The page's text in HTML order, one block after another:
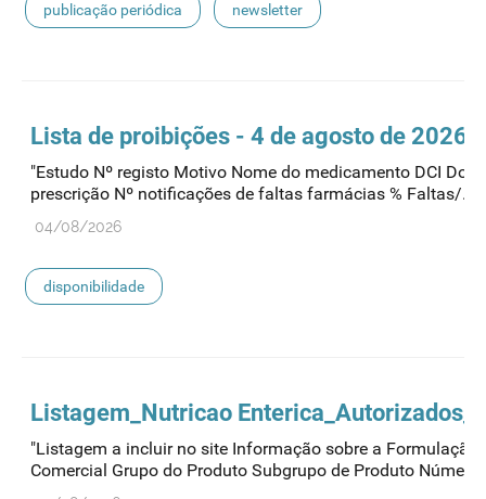
publicação periódica newsletter
Lista de proibições - 4 de agosto de 2026
"Estudo Nº registo Motivo Nome do medicamento DCI
prescrição Nº notificações de faltas farmácias % Faltas/..."
04/08/2026
disponibilidade
Listagem_Nutricao
"Listagem a incluir no site Informação sobre a
Comercial Grupo do Produto Subgrupo de Produto